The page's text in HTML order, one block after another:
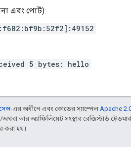
এবং পোর্ট):
5 bytes: hello
-এর অধীনে এবং কোডের স্যাম্পেলApache
তার অ্যাফিলিয়েট সংস্থার রেজিস্টার্ড
করা হয়।